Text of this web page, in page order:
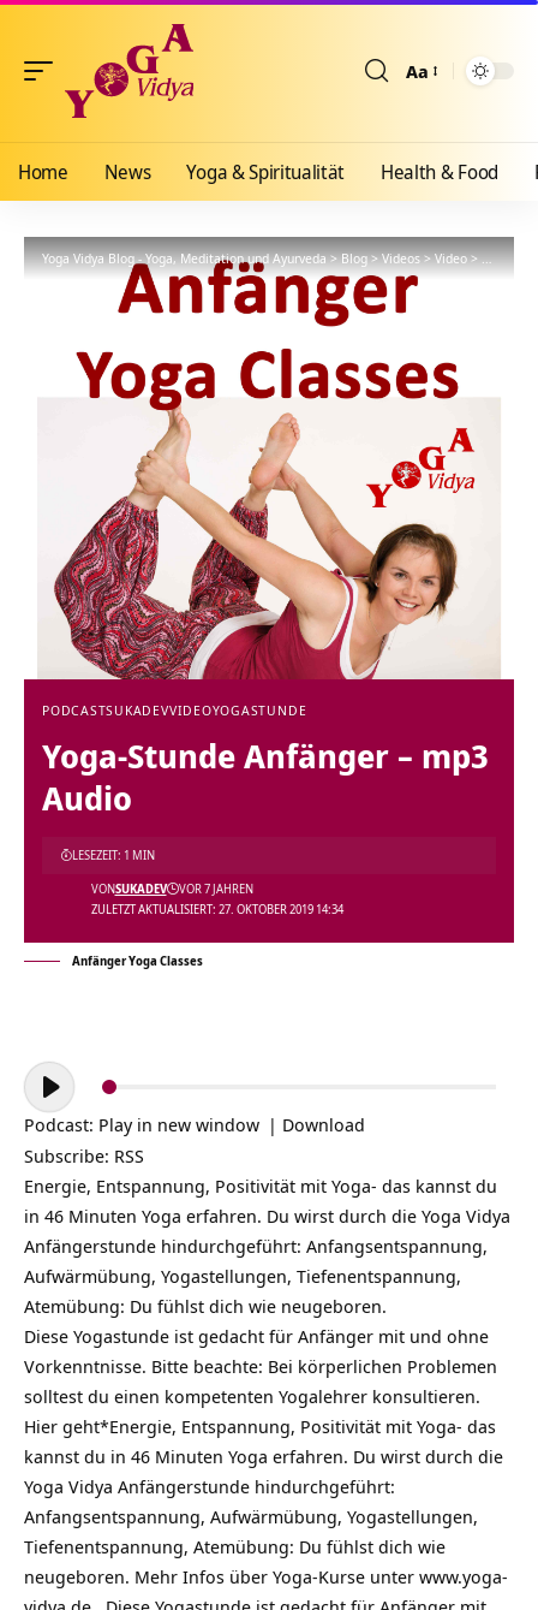
Aa
Home News Yoga & Spiritualität Health & Food
Yoga Vidya Blog - Yoga, Meditation und Ayurveda>Blog>Videos>Video>Yoga-
PODCASTSUKADEVVIDEOYOGASTUNDE
Yoga-Stunde Anfänger – mp3
Audio
ZULETZT AKTUALISIERT: 27. OKTOBER 2019 14:34
VONSUKADEV VOR 7 JAHREN
LESEZEIT: 1 MIN
Anfänger Yoga Classes
Audio-
Player
Podcast: Play in new window | Download
Subscribe: RSS
Energie, Entspannung, Positivität mit Yoga- das kannst du
in 46 Minuten Yoga erfahren. Du wirst durch die Yoga Vidya
Anfängerstunde hindurchgeführt: Anfangsentspannung,
Aufwärmübung, Yogastellungen, Tiefenentspannung,
Atemübung: Du fühlst dich wie neugeboren.
Diese Yogastunde ist gedacht für Anfänger mit und ohne
Vorkenntnisse. Bitte beachte: Bei körperlichen Problemen
solltest du einen kompetenten Yogalehrer konsultieren.
Hier geht*Energie, Entspannung, Positivität mit Yoga- das
kannst du in 46 Minuten Yoga erfahren. Du wirst durch die
Yoga Vidya Anfängerstunde hindurchgeführt:
Anfangsentspannung, Aufwärmübung, Yogastellungen,
Tiefenentspannung, Atemübung: Du fühlst dich wie
neugeboren. Mehr Infos über Yoga-Kurse unter www.yoga-